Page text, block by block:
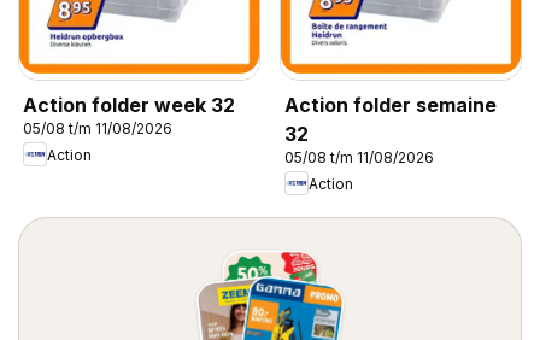
Action folder week 32
05/08 t/m 11/08/2026
Action
Action folder semaine
32
05/08 t/m 11/08/2026
Action